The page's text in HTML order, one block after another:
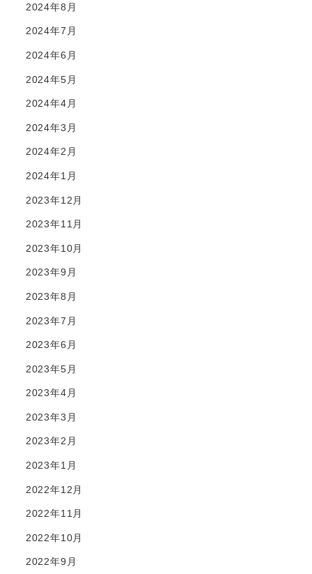
2024年8月
2024年7月
2024年6月
2024年5月
2024年4月
2024年3月
2024年2月
2024年1月
2023年12月
2023年11月
2023年10月
2023年9月
2023年8月
2023年7月
2023年6月
2023年5月
2023年4月
2023年3月
2023年2月
2023年1月
2022年12月
2022年11月
2022年10月
2022年9月